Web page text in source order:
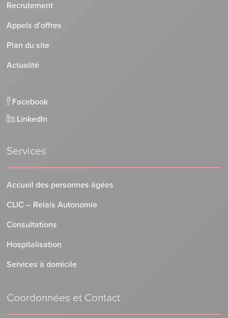
Recrutement
Appels d’offres
Plan du site
Actualité
Facebook
LinkedIn
Services
Accueil des personnes âgées
CLIC – Relais Autonomie
Consultations
Hospitalisation
Services à domicile
Coordonnées et Contact